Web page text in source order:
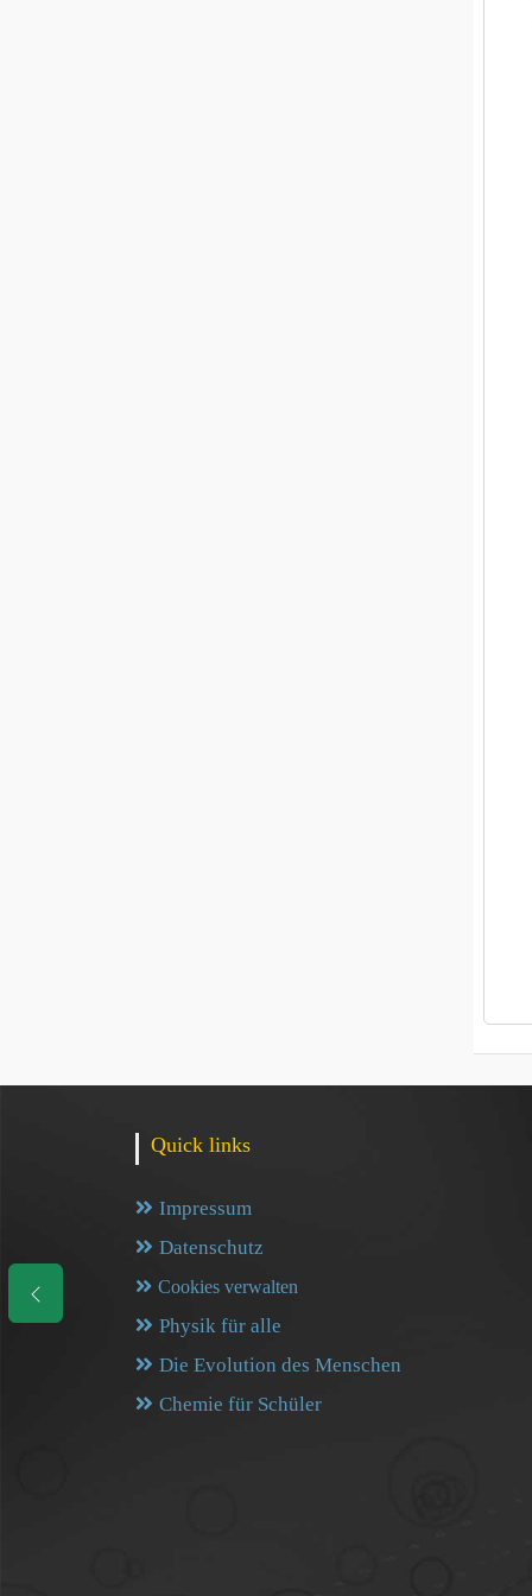
Quick links
Impressum
Datenschutz
Cookies verwalten
Physik für alle
Die Evolution des Menschen
Chemie für Schüler